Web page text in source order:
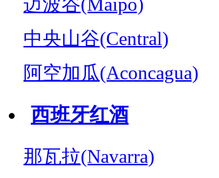
迈波谷(Maipo)
中央山谷(Central)
阿空加瓜(Aconcagua)
西班牙红酒
那瓦拉(Navarra)